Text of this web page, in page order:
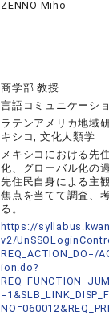
ZENNO Miho
商学部 教授
言語コミュニケーシ
ラテンアメリカ地域
キシコ, 文化人類学
メキシコにおける先
化、グローバル化の
先住民自身による主
焦点を当てて調査、
る。
https://
v2/
REQ_ACTION_DO=/
ion.do?